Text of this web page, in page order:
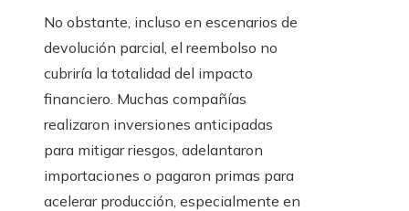
No obstante, incluso en escenarios de
devolución parcial, el reembolso no
cubriría la totalidad del impacto
financiero. Muchas compañías
realizaron inversiones anticipadas
para mitigar riesgos, adelantaron
importaciones o pagaron primas para
acelerar producción, especialmente en